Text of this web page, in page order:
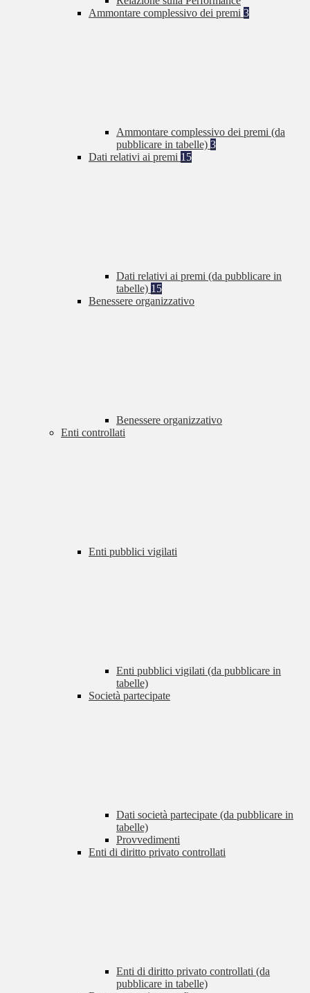
Ammontare complessivo dei premi 3
Ammontare complessivo dei premi (da
pubblicare in tabelle) 3
Dati relativi ai premi 15
Dati relativi ai premi (da pubblicare in
tabelle) 15
Benessere organizzativo
Benessere organizzativo
Enti controllati
Enti pubblici vigilati
Enti pubblici vigilati (da pubblicare in
tabelle)
Società partecipate
Dati società partecipate (da pubblicare in
tabelle)
Provvedimenti
Enti di diritto privato controllati
Enti di diritto privato controllati (da
pubblicare in tabelle)